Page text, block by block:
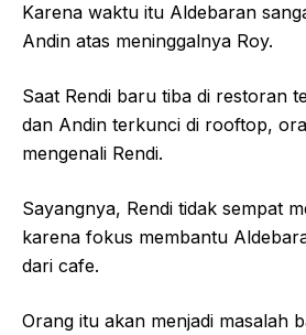
Karena waktu itu Aldebaran
Andin atas meninggalnya Roy.
Saat Rendi baru tiba di restoran
dan Andin terkunci di rooftop,
mengenali Rendi.
Sayangnya, Rendi tidak sempat
karena fokus membantu
dari cafe.
Orang itu akan menjadi masalah